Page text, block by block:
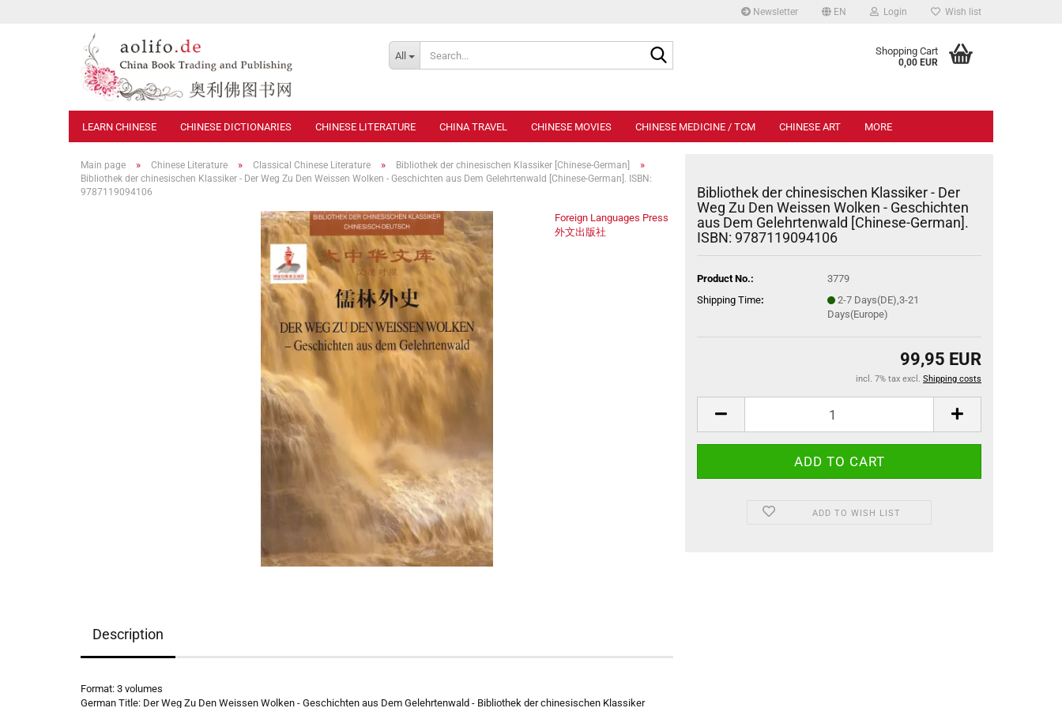
Newsletter EN Login Wish list
All Shopping Cart
0,00 EUR
LEARN CHINESE CHINESE DICTIONARIES CHINESE LITERATURE CHINA TRAVEL CHINESE MOVIES CHINESE MEDICINE / TCM CHINESE ART MORE
Main page » Chinese Literature » Classical Chinese Literature » Bibliothek der chinesischen Klassiker [Chinese-German] »
Bibliothek der chinesischen Klassiker - Der Weg Zu Den Weissen Wolken - Geschichten aus Dem Gelehrtenwald [Chinese-German]. ISBN:
9787119094106
Foreign Languages Press
外文出版社
Bibliothek der chinesischen Klassiker - Der
Weg Zu Den Weissen Wolken - Geschichten
aus Dem Gelehrtenwald [Chinese-German].
ISBN: 9787119094106
Product No.:
3779
Shipping Time:
2-7 Days(DE),3-21
Days(Europe)
99,95 EUR
incl. 7% tax excl. Shipping costs
ADD TO WISH LIST
Description
Format: 3 volumes
German Title: Der Weg Zu Den Weissen Wolken - Geschichten aus Dem Gelehrtenwald - Bibliothek der chinesischen Klassiker